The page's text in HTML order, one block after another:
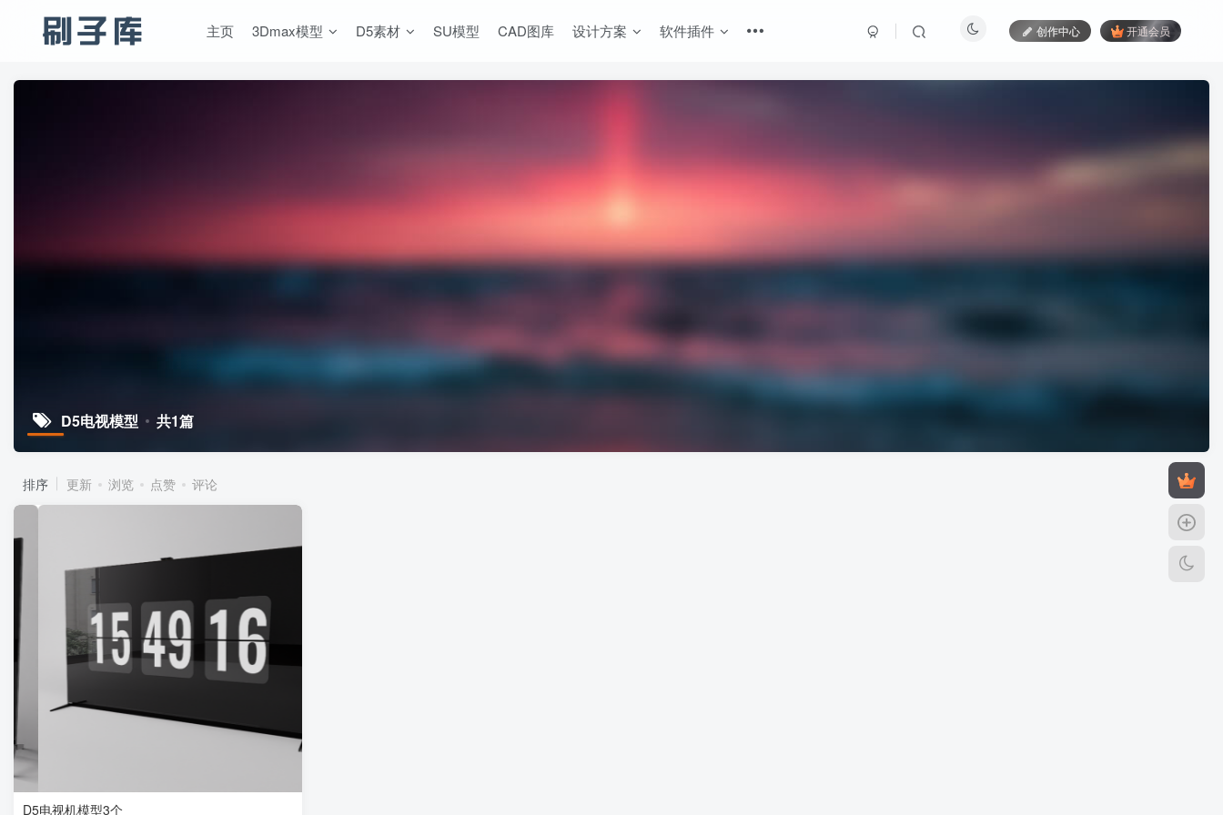
主页 3Dmax模型 D5素材 SU模型 CAD图库 设计方案 软件插件 创作中心 开通会员
D5电视模型 共1篇
排序 更新 浏览 点赞 评论
D5电视机模型3个